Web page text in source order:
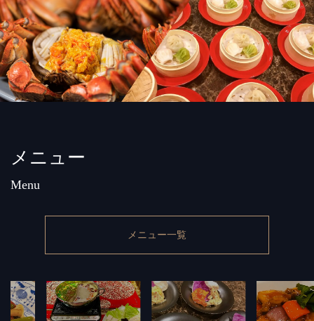
メニュー
Menu
メニュー一覧